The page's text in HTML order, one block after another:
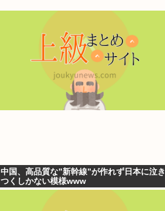
中国、高品質な”新幹線”が作れず日本に泣き
つくしかない模様www